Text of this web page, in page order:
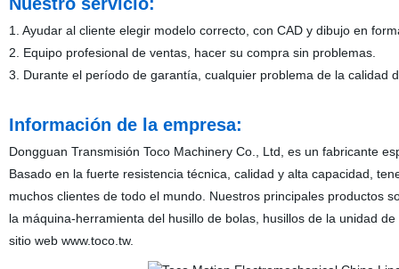
1. Ayudar al cliente elegir modelo correcto, con CAD y dibujo en
2. Equipo profesional de ventas, hacer su compra sin problemas.
3. Durante el período de garantía, cualquier problema de la calidad
Información de la empresa:
Dongguan Transmisión Toco Machinery Co., Ltd, es un fabricante
Basado en la fuerte resistencia técnica, calidad y alta capacidad,
muchos clientes de todo el mundo. Nuestros principales productos
la máquina-herramienta del husillo de bolas, husillos de la unidad
sitio web www.toco.tw.